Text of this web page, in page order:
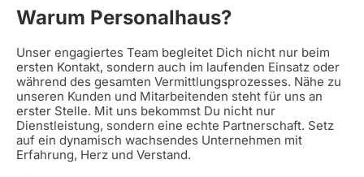
Warum Personalhaus?
Unser engagiertes Team begleitet Dich nicht nur beim
ersten Kontakt, sondern auch im laufenden Einsatz oder
während des gesamten Vermittlungsprozesses. Nähe zu
unseren Kunden und Mitarbeitenden steht für uns an
erster Stelle. Mit uns bekommst Du nicht nur
Dienstleistung, sondern eine echte Partnerschaft. Setz
auf ein dynamisch wachsendes Unternehmen mit
Erfahrung, Herz und Verstand.